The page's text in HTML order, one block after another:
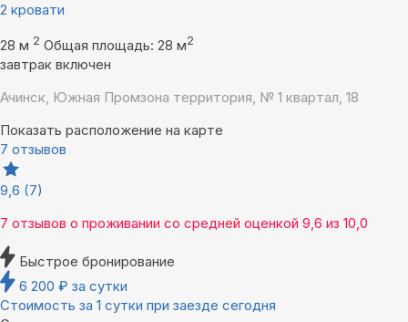
2 кровати
28 м 2 Общая площадь: 28 м2
завтрак включен
Ачинск, Южная Промзона территория, № 1 квартал, 18
Показать расположение на карте
7 отзывов
9,6 (7)
7 отзывов о проживании со средней оценкой 9,6 из 10,0
Быстрое бронирование
6 200 ₽ за сутки
Стоимость за 1 сутки при заезде сегодня